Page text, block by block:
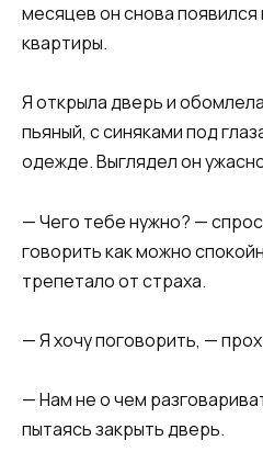
месяцев он снова
квартиры.​​
​​Я открыла дверь и
пьяный, с синяками под
одежде. Выглядел он
​​— Чего тебе нужно? —
говорить как можно
трепетало от страха.​​
​​— Я хочу поговорить, —
​​— Нам не о чем
пытаясь закрыть дверь.​​